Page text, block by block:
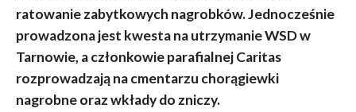
ratowanie zabytkowych nagrobków. Jednocześnie
prowadzona jest kwesta na utrzymanie WSD w
Tarnowie, a członkowie parafialnej Caritas
rozprowadzają na cmentarzu chorągiewki
nagrobne oraz wkłady do zniczy.